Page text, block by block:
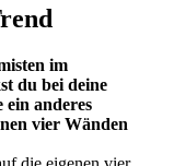
im
du bei deine
anderes
vier Wänden